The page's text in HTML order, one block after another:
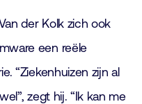
der Kolk zich ook
een reële
“Ziekenhuizen zijn al
zegt hij. “Ik kan me